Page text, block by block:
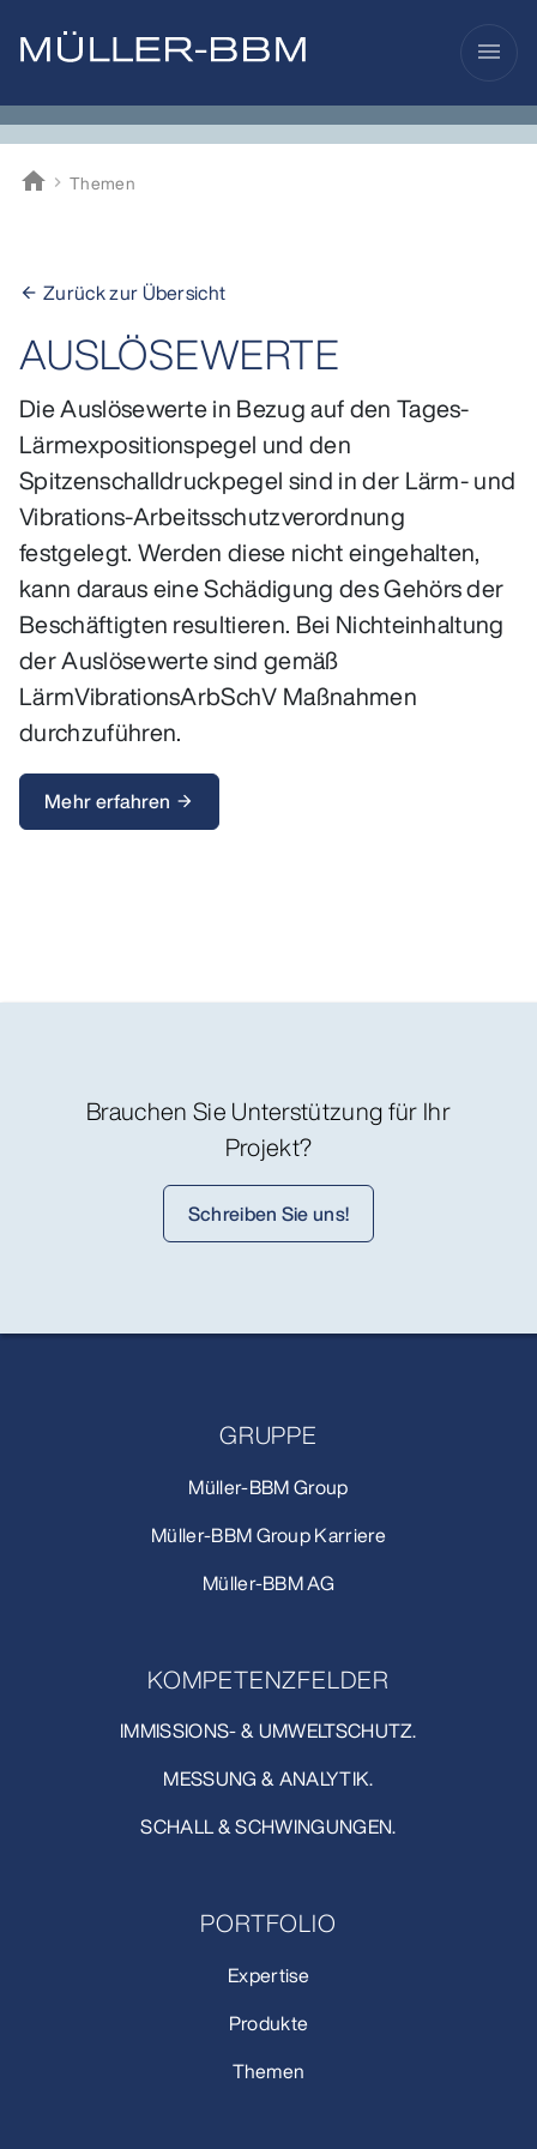
menu
home
Müller-BBM
Themen
arrow_back Zurück zur Übersicht
AUSLÖSEWERTE
Die Auslösewerte in Bezug auf den Tages-
Lärmexpositionspegel und den
Spitzenschalldruckpegel sind in der Lärm- und
Vibrations-Arbeitsschutzverordnung
festgelegt. Werden diese nicht eingehalten,
kann daraus eine Schädigung des Gehörs der
Beschäftigten resultieren. Bei Nichteinhaltung
der Auslösewerte sind gemäß
LärmVibrationsArbSchV Maßnahmen
durchzuführen.
Mehr erfahren arrow_forward
Brauchen Sie Unterstützung für Ihr
Projekt?
Schreiben Sie uns!
GRUPPE
Müller-BBM Group
Müller-BBM Group Karriere
Müller-BBM AG
KOMPETENZFELDER
IMMISSIONS- & UMWELTSCHUTZ.
MESSUNG & ANALYTIK.
SCHALL & SCHWINGUNGEN.
PORTFOLIO
Expertise
Produkte
Themen